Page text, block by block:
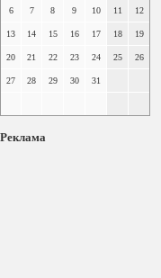
6 7 8 9 10 11 12
13 14 15 16 17 18 19
20 21 22 23 24 25 26
27 28 29 30 31
Реклама